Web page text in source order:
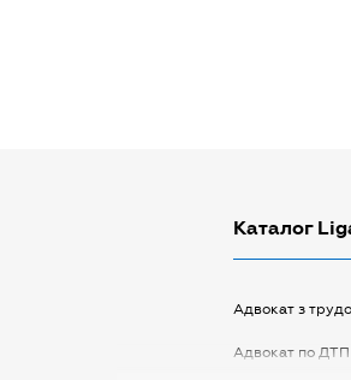
Каталог
Адвокат з
Адвокат по ДТП